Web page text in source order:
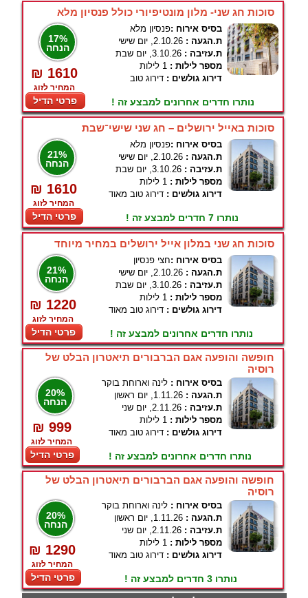
סוכות חג שני- מלון מונטיפיורי כולל פנסיון מלא
17%
הנחה
₪ 1610
המחיר לזוג
פרטי הדיל
בסיס אירוח :פנסיון מלא
ת.הגעה : 2.10.26, יום שישי
ת.עזיבה : 3.10.26, יום שבת
מספר לילות : 1 לילות
דירוג גולשים : דירוג טוב
נותרו חדרים אחרונים למבצע זה !
סוכות באייל ירושלים – חג שני שישי־שבת
21%
הנחה
₪ 1610
המחיר לזוג
פרטי הדיל
בסיס אירוח :פנסיון מלא
ת.הגעה : 2.10.26, יום שישי
ת.עזיבה : 3.10.26, יום שבת
מספר לילות : 1 לילות
דירוג גולשים : דירוג טוב מאוד
נותרו 7 חדרים למבצע זה !
סוכות חג שני במלון אייל ירושלים במחיר מיוחד
21%
הנחה
₪ 1220
המחיר לזוג
פרטי הדיל
בסיס אירוח :חצי פנסיון
ת.הגעה : 2.10.26, יום שישי
ת.עזיבה : 3.10.26, יום שבת
מספר לילות : 1 לילות
דירוג גולשים : דירוג טוב מאוד
נותרו חדרים אחרונים למבצע זה !
חופשה והופעה אגם הברבורים תיאטרון הבלט של
רוסיה
20%
הנחה
₪ 999
המחיר לזוג
פרטי הדיל
בסיס אירוח : לינה וארוחת בוקר
ת.הגעה : 1.11.26, יום ראשון
ת.עזיבה : 2.11.26, יום שני
מספר לילות : 1 לילות
דירוג גולשים : דירוג טוב מאוד
נותרו חדרים אחרונים למבצע זה !
חופשה והופעה אגם הברבורים תיאטרון הבלט של
רוסיה
20%
הנחה
₪ 1290
המחיר לזוג
פרטי הדיל
בסיס אירוח : לינה וארוחת בוקר
ת.הגעה : 1.11.26, יום ראשון
ת.עזיבה : 2.11.26, יום שני
מספר לילות : 1 לילות
דירוג גולשים : דירוג טוב מאוד
נותרו 3 חדרים למבצע זה !